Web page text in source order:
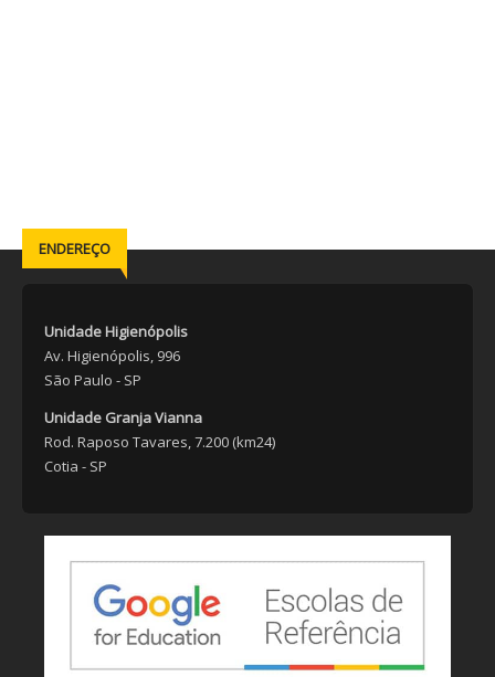
ENDEREÇO
Unidade Higienópolis
Av. Higienópolis, 996
São Paulo - SP
Unidade Granja Vianna
Rod. Raposo Tavares, 7.200 (km24)
Cotia - SP